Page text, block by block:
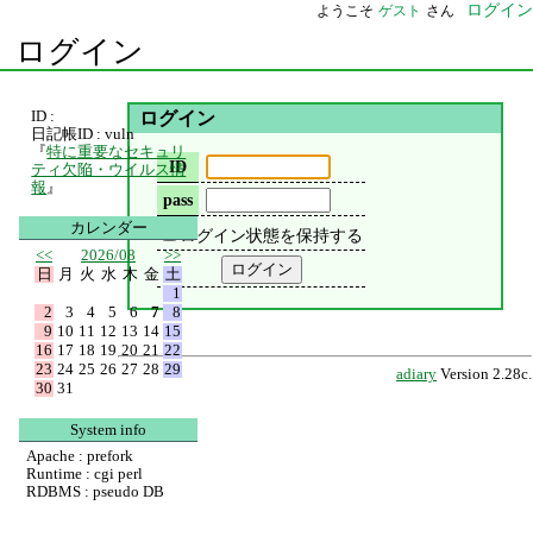
ようこそ ゲスト さん ログイン
ログイン
ログイン
ID
pass
ログイン状態を保持する
adiary Version 2.28c.
ID :
日記帳ID : vuln
『特に重要なセキュリ
ティ欠陥・ウイルス情
報 』
カレンダー
<<
2026/08
>>
日
月 火 水 木 金 土
1
2
3 4 5 6 7
8
9 10 11 12 13 14 15
16 17 18 19 20 21 22
23 24 25 26 27 28 29
30 31
System info
Apache : prefork
Runtime : cgi perl
RDBMS : pseudo DB